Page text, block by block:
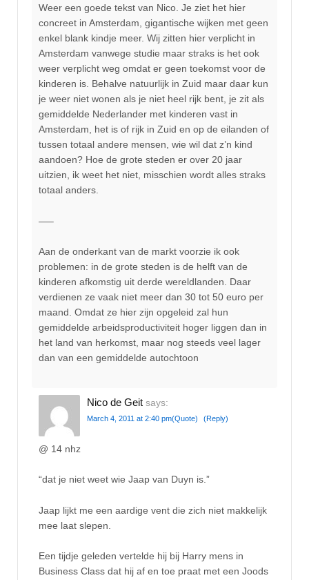
Weer een goede tekst van Nico. Je ziet het hier
concreet in Amsterdam, gigantische wijken met geen
enkel blank kindje meer. Wij zitten hier verplicht in
Amsterdam vanwege studie maar straks is het ook
weer verplicht weg omdat er geen toekomst voor de
kinderen is. Behalve natuurlijk in Zuid maar daar kun
je weer niet wonen als je niet heel rijk bent, je zit als
gemiddelde Nederlander met kinderen vast in
Amsterdam, het is of rijk in Zuid en op de eilanden of
tussen totaal andere mensen, wie wil dat z’n kind
aandoen? Hoe de grote steden er over 20 jaar
uitzien, ik weet het niet, misschien wordt alles straks
totaal anders.
—–
Aan de onderkant van de markt voorzie ik ook
problemen: in de grote steden is de helft van de
kinderen afkomstig uit derde wereldlanden. Daar
verdienen ze vaak niet meer dan 30 tot 50 euro per
maand. Omdat ze hier zijn opgeleid zal hun
gemiddelde arbeidsproductiviteit hoger liggen dan in
het land van herkomst, maar nog steeds veel lager
dan van een gemiddelde autochtoon
Nico de Geit says:
March 4, 2011 at 2:40 pm(Quote) (Reply)
@ 14 nhz
“dat je niet weet wie Jaap van Duyn is.”
Jaap lijkt me een aardige vent die zich niet makkelijk
mee laat slepen.
Een tijdje geleden vertelde hij bij Harry mens in
Business Class dat hij af en toe praat met een Joods